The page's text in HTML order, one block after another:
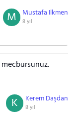
Mustafa Ilkmen
8 yıl
M
Kerem Daşdan
8 yıl
K